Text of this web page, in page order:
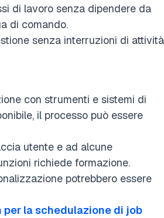
di lavoro senza dipendere da
di comando.
senza interruzioni di attività
con strumenti e sistemi di
il processo può essere
utente e ad alcune
richiede formazione.
potrebbero essere
la schedulazione di job